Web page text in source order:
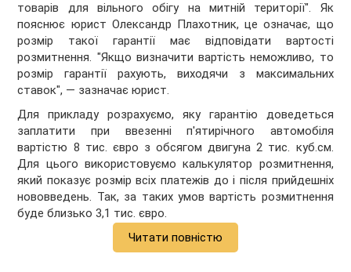
товарів для вільного обігу на митній території". Як
пояснює юрист Олександр Плахотник, це означає, що
розмір такої гарантії має відповідати вартості
розмитнення. "Якщо визначити вартість неможливо, то
розмір гарантії рахують, виходячи з максимальних
ставок", — зазначає юрист.
Для прикладу розрахуємо, яку гарантію доведеться
заплатити при ввезенні п'ятирічного автомобіля
вартістю 8 тис. євро з обсягом двигуна 2 тис. куб.см.
Для цього використовуємо калькулятор розмитнення,
який показує розмір всіх платежів до і після прийдешніх
нововведень. Так, за таких умов вартість розмитнення
буде близько 3,1 тис. євро.
Читати повністю